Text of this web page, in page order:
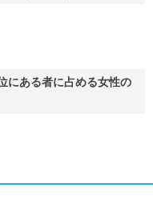
にある者に占める女性の